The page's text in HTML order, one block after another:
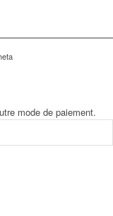
mode de paiement.